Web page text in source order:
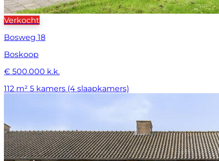
Verkocht
Bosweg 18
Boskoop
€ 500.000 k.k.
112 m² 5 kamers (4 slaapkamers)